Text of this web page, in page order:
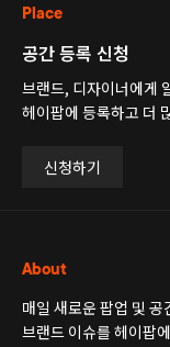
Place
공간 등록 신청
브랜드, 디자이너에게
헤이팝에 등록하고 더
신청하기
About
매일 새로운 팝업 및
브랜드 이슈를 헤이팝